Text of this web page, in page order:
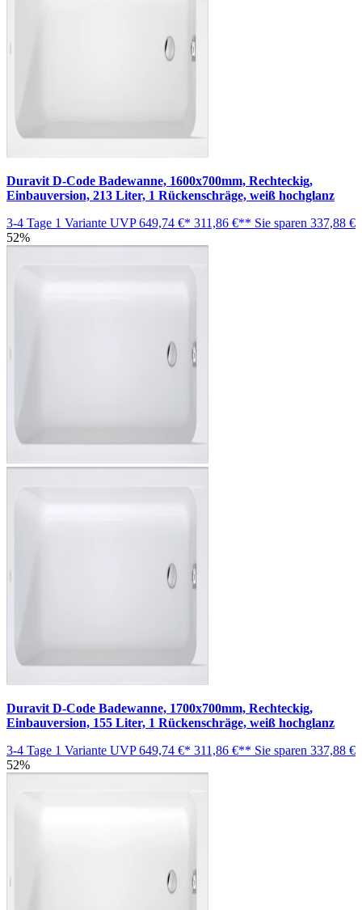
Duravit D-Code Badewanne, 1600x700mm, Rechteckig,
Einbauversion, 213 Liter, 1 Rückenschräge, weiß hochglanz
3-4 Tage 1 Variante UVP649,74 €* 311,86 €** Sie sparen 337,88 €
52%
Duravit D-Code Badewanne, 1700x700mm, Rechteckig,
Einbauversion, 155 Liter, 1 Rückenschräge, weiß hochglanz
3-4 Tage 1 Variante UVP649,74 €* 311,86 €** Sie sparen 337,88 €
52%